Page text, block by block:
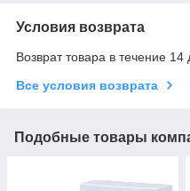
Условия возврата
Возврат товара в течение
Все условия возврата
Подобные товары